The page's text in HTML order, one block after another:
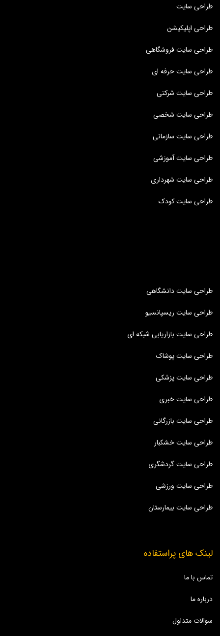
طراحی سایت
طراحی اپلیکیشن
طراحی سایت فروشگاهی
طراحی سایت حرفه ای
طراحی سایت شرکتی
طراحی سایت شخصی
طراحی سایت سازمانی
طراحی سایت آموزشی
طراحی سایت شهرداری
طراحی سایت کودک
طراحی سایت دانشگاهی
طراحی سایت ریسپانسیو
طراحی سایت بازاریابی شبکه ای
طراحی سایت پوشاک
طراحی سایت پزشکی
طراحی سایت خبری
طراحی سایت بازرگانی
طراحی سایت خشکبار
طراحی سایت گردشگری
طراحی سایت ورزشی
طراحی سایت بیمارستان
لینک های پراستفاده
تماس با ما
درباره ما
سوالات متداول